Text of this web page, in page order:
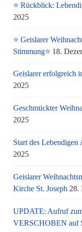
⭐ Rückblick:
2025
⭐ Geislarer
Stimmung⭐ 18.
Geislarer erfolgreich
2025
Geschmückter
2025
Start des Lebendigen
2025
Geislarer
Kirche St. Joseph 28.
UPDATE: Aufruf
VERSCHOBEN auf